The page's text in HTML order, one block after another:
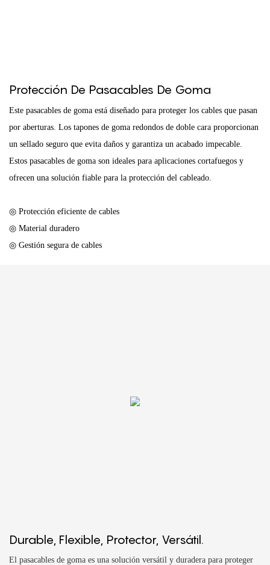
Protección De Pasacables De Goma
Este pasacables de goma está diseñado para proteger los cables que pasan
por aberturas. Los tapones de goma redondos de doble cara proporcionan
un sellado seguro que evita daños y garantiza un acabado impecable.
Estos pasacables de goma son ideales para aplicaciones cortafuegos y
ofrecen una solución fiable para la protección del cableado.
◎ Protección eficiente de cables
◎ Material duradero
◎ Gestión segura de cables
Durable, Flexible, Protector, Versátil.
El pasacables de goma es una solución versátil y duradera para proteger